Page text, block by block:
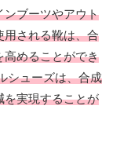
ンブーツやアウト
用される靴は、合
高めることができ
シューズは、合成
を実現することが